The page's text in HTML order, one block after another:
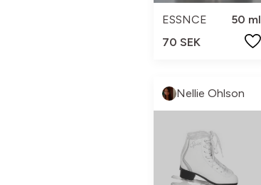
ESSNCE
50 ml
70 SEK
Nellie Ohlson